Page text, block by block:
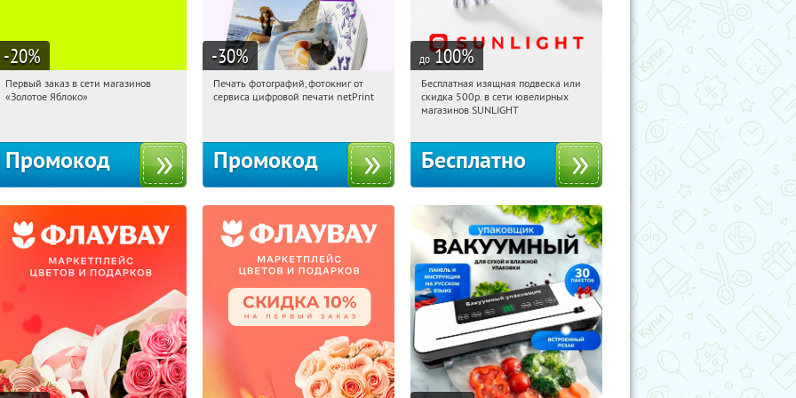
-20%
10:07:54
Получи первым!
Первый заказ в сети магазинов
«Золотое Яблоко»
Промокод
-30%
10:07:54 Получили:
Печать фотографий, фотокниг от
сервиса цифровой печати netPrint
Промокод
до 100%
10:07:54 Получили:
Россия
Бесплатная изящная подвеска или
скидка 500р. в сети ювелирных
магазинов SUNLIGHT
Бесплатно